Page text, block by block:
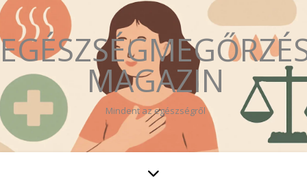
MAGAZIN
Mindent az egészségről